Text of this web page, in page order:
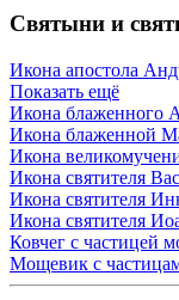
Святыни и
Икона апостола
Показать ещё
Икона блаженного
Икона блаженной
Икона
Икона святителя
Икона святителя
Икона святителя
Ковчег с частицей
Мощевик с